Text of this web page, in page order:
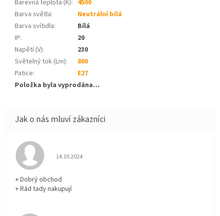
Barevná teplota (K): 4500
Barva světla:
Neutrální bílá
Barva svítidla:
Bílá
IP:
20
Napětí (V):
230
Světelný tok (Lm):
800
Patice:
E27
Položka byla vyprodána…
Hodnocení obchodu je 5 z 5 hvězdiček.
14.10.2024
+ Dobrý obchod
+ Rád tady nakupují